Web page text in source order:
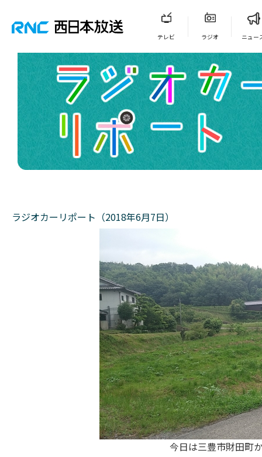
テレビ ラジオ ニュー
ラジオカーリポート（2018年6月7日）
今日は三豊市財田町